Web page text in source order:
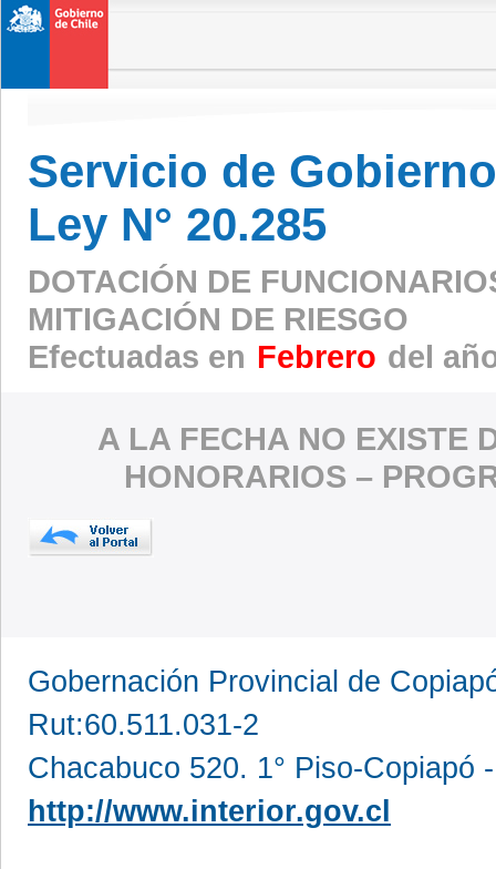
Servicio de
Ley N° 20.285
DOTACIÓN DE
MITIGACIÓN DE RIESGO
Efectuadas en Febrero del
A LA FECHA NO EXISTE
HONORARIOS –
Gobernación Provincial de
Rut:60.511.031-2
Chacabuco 520. 1° Piso-Copiapó
http://www.interior.gov.cl